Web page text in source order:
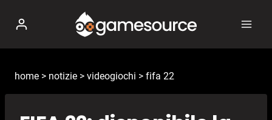
contenuto
home > notizie > videogiochi > fifa 22